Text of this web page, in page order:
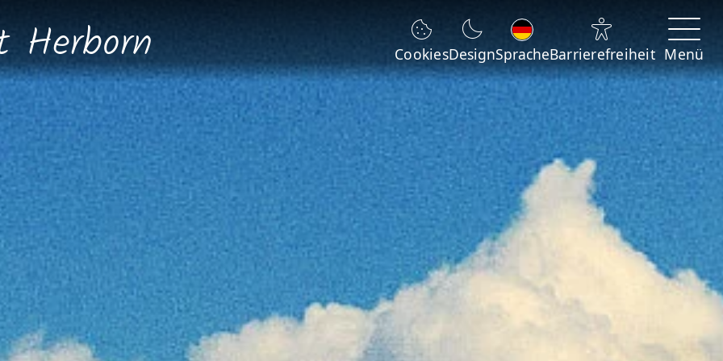
Herborn CookiesDesign
Sprache wechseln
SpracheBarrierefreiheit Menü